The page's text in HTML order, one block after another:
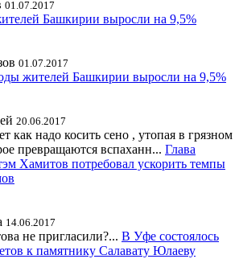
01.07.2017
Башкирии выросли на 9,5%
01.07.2017
жителей Башкирии выросли на 9,5%
20.06.2017
как надо косить сено , утопая в грязном
превращаются вспаханн... Глава
Хамитов потребовал ускорить темпы
14.06.2017
не пригласили?... В Уфе состоялось
к памятнику Салавату Юлаеву